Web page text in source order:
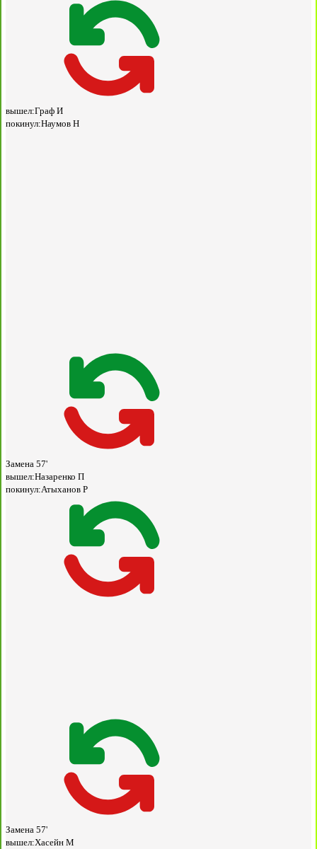
вышел:Граф И
покинул:Наумов Н
Замена 57'
вышел:Назаренко П
покинул:Атыханов Р
Замена 57'
вышел:Хасейн М